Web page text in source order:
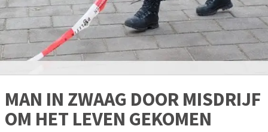
MAN IN ZWAAG DOOR MISDRIJF
OM HET LEVEN GEKOMEN